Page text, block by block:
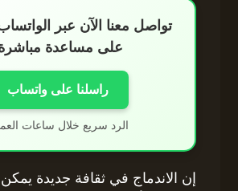
تواصل معنا الآن عبر
على مساعدة
راسلنا على واتساب
الرد سريع خلال ساعات
إن الاندماج في ثقافة جديدة